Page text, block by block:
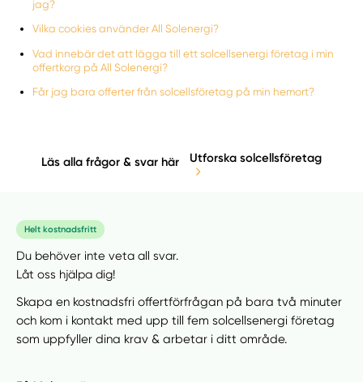
jag?
Vilka cookies använder All Solenergi?
Vad innebär det att lägga till ett solcellsenergi företag i min
offertkorg på All Solenergi?
Får jag bara offerter från solcellsföretag på min hemort?
Läs alla frågor & svar här Utforska solcellsföretag
Helt kostnadsfritt
Du behöver inte veta all svar.
Låt oss hjälpa dig!
Skapa en kostnadsfri offertförfrågan på bara två minuter
och kom i kontakt med upp till fem solcellsenergi företag
som uppfyller dina krav & arbetar i ditt område.